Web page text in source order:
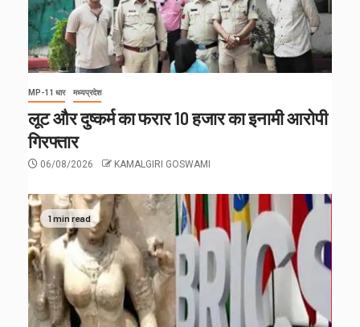
MP-11 धार मध्यप्रदेश
लूट और दुष्कर्म का फरार 10 हजार का इनामी आरोपी
गिरफ्तार
06/08/2026 KAMALGIRI GOSWAMI
1 min read